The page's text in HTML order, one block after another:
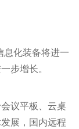
息化装备将进一
步增长。
议平板、云桌
展，国内远程